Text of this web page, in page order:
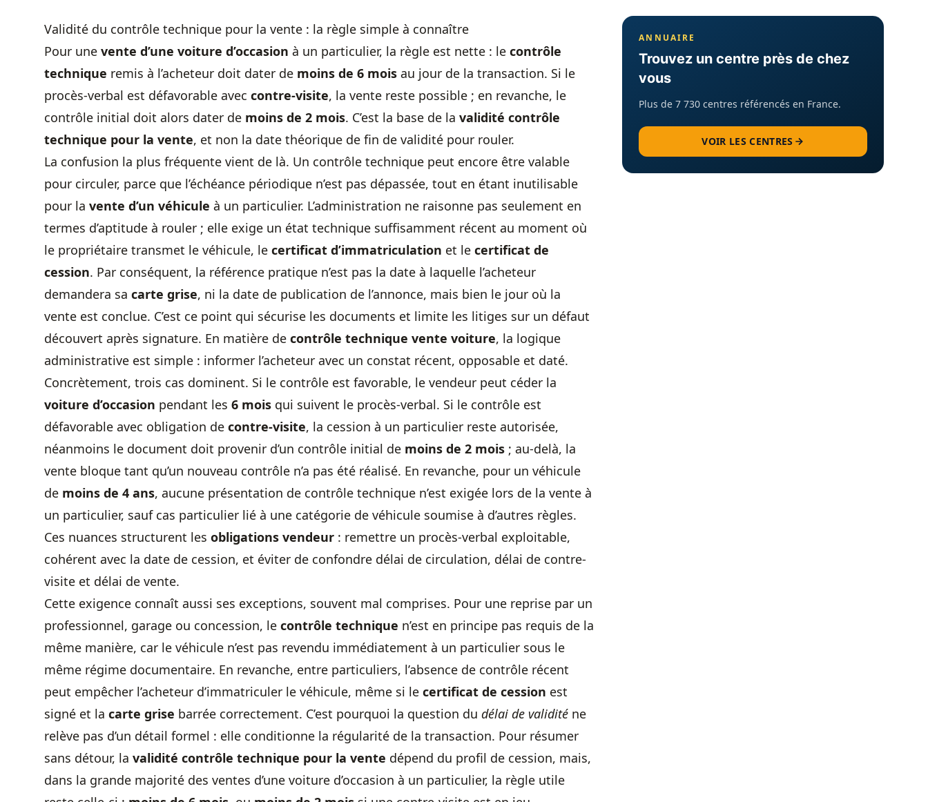
Validité du contrôle technique pour la vente : la règle simple à connaître
Pour une vente d’une voiture d’occasion à un particulier, la règle est nette : le contrôle
technique remis à l’acheteur doit dater de moins de 6 mois au jour de la transaction. Si le
procès-verbal est défavorable avec contre-visite, la vente reste possible ; en revanche, le
contrôle initial doit alors dater de moins de 2 mois. C’est la base de la validité contrôle
technique pour la vente, et non la date théorique de fin de validité pour rouler.
La confusion la plus fréquente vient de là. Un contrôle technique peut encore être valable
pour circuler, parce que l’échéance périodique n’est pas dépassée, tout en étant inutilisable
pour la vente d’un véhicule à un particulier. L’administration ne raisonne pas seulement en
termes d’aptitude à rouler ; elle exige un état technique suffisamment récent au moment où
le propriétaire transmet le véhicule, le certificat d’immatriculation et le certificat de
cession. Par conséquent, la référence pratique n’est pas la date à laquelle l’acheteur
demandera sa carte grise, ni la date de publication de l’annonce, mais bien le jour où la
vente est conclue. C’est ce point qui sécurise les documents et limite les litiges sur un défaut
découvert après signature. En matière de contrôle technique vente voiture, la logique
administrative est simple : informer l’acheteur avec un constat récent, opposable et daté.
Concrètement, trois cas dominent. Si le contrôle est favorable, le vendeur peut céder la
voiture d’occasion pendant les 6 mois qui suivent le procès-verbal. Si le contrôle est
défavorable avec obligation de contre-visite, la cession à un particulier reste autorisée,
néanmoins le document doit provenir d’un contrôle initial de moins de 2 mois ; au-delà, la
vente bloque tant qu’un nouveau contrôle n’a pas été réalisé. En revanche, pour un véhicule
de moins de 4 ans, aucune présentation de contrôle technique n’est exigée lors de la vente à
un particulier, sauf cas particulier lié à une catégorie de véhicule soumise à d’autres règles.
Ces nuances structurent les obligations vendeur : remettre un procès-verbal exploitable,
cohérent avec la date de cession, et éviter de confondre délai de circulation, délai de contre-
visite et délai de vente.
Cette exigence connaît aussi ses exceptions, souvent mal comprises. Pour une reprise par un
professionnel, garage ou concession, le contrôle technique n’est en principe pas requis de la
même manière, car le véhicule n’est pas revendu immédiatement à un particulier sous le
même régime documentaire. En revanche, entre particuliers, l’absence de contrôle récent
peut empêcher l’acheteur d’immatriculer le véhicule, même si le certificat de cession est
signé et la carte grise barrée correctement. C’est pourquoi la question du délai de validité ne
relève pas d’un détail formel : elle conditionne la régularité de la transaction. Pour résumer
sans détour, la validité contrôle technique pour la vente dépend du profil de cession, mais,
dans la grande majorité des ventes d’une voiture d’occasion à un particulier, la règle utile
ANNUAIRE
Trouvez un centre près de chez
vous
Plus de 7 730 centres référencés en France.
VOIR LES CENTRES